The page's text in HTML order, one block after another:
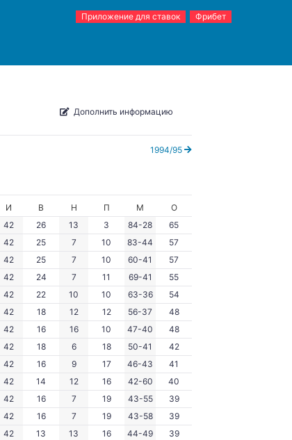
Приложение для ставок Фрибет
Дополнить информацию
1994/95
И В Н П М
О
42 26 13 3 84-28
65
42 25 7 10 83-44
57
42 25 7 10 60-41
57
42 24 7 11 69-41
55
42 22 10 10 63-36
54
42 18 12 12 56-37
48
42 16 16 10 47-40
48
42 18 6 18 50-41
42
42 16 9 17 46-43
41
42 14 12 16 42-60
40
42 16 7 19 43-55
39
42 16 7 19 43-58
39
42 13 13 16 44-49
39